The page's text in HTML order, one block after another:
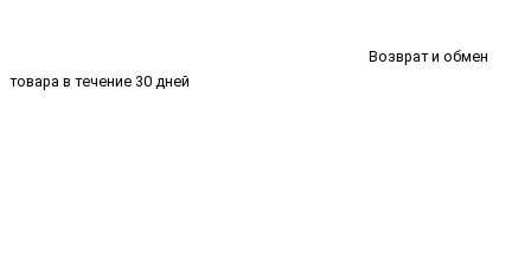
Возврат и обмен
товара в течение 30 дней